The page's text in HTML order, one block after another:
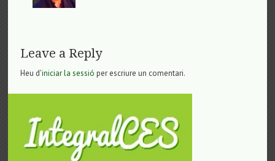
Leave a Reply
Heu d'iniciar la sessió per escriure un comentari.